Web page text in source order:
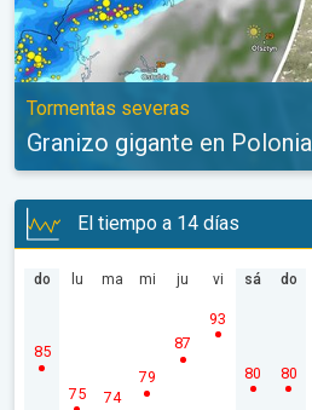
Tormentas severas
Granizo gigante en Polonia
El tiempo a 14 días
do
85
lu
75
ma
74
mi
79
ju
87
vi
93
sá
80
do
80